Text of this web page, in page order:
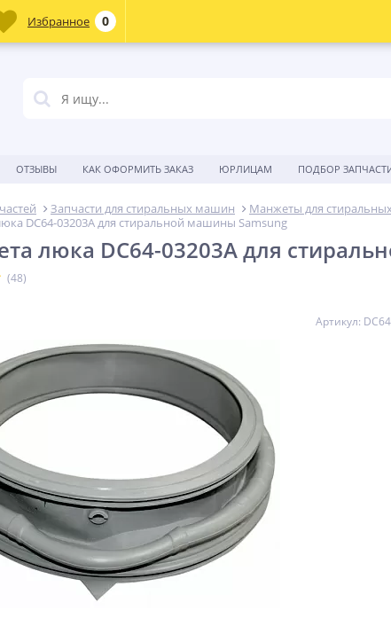
ОТЗЫВЫ КАК ОФОРМИТЬ ЗАКАЗ ЮРЛИЦАМ ПОДБОР
Запчасти для стиральных машин
Манжеты для
DC64-03203A для стиральной машины Samsung
люка DC64-03203A для
(48)
Артикул:
Избранное 0